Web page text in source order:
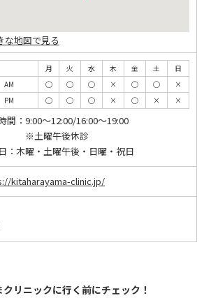
な地図で見る
月 火 水 木 金 土
日
AM
◯ ◯ ◯ × ◯ ◯
×
PM
◯ ◯ ◯ × ◯ × ×
間： 9:00～12:00/16:00～19:00
※土曜午後休診
： 木曜・土曜午後・日曜・祝日
kitaharayama-clinic.jp/
リニックに行く前にチェック！